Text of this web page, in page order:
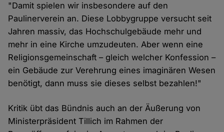
"Damit spielen wir insbesondere auf den
Paulinerverein an. Diese Lobbygruppe versucht seit
Jahren massiv, das Hochschulgebäude mehr und
mehr in eine Kirche umzudeuten. Aber wenn eine
Religionsgemeinschaft – gleich welcher Konfession –
ein Gebäude zur Verehrung eines imaginären Wesen
benötigt, dann muss sie dieses selbst bezahlen!"
Kritik übt das Bündnis auch an der Äußerung von
Ministerpräsident Tillich im Rahmen der